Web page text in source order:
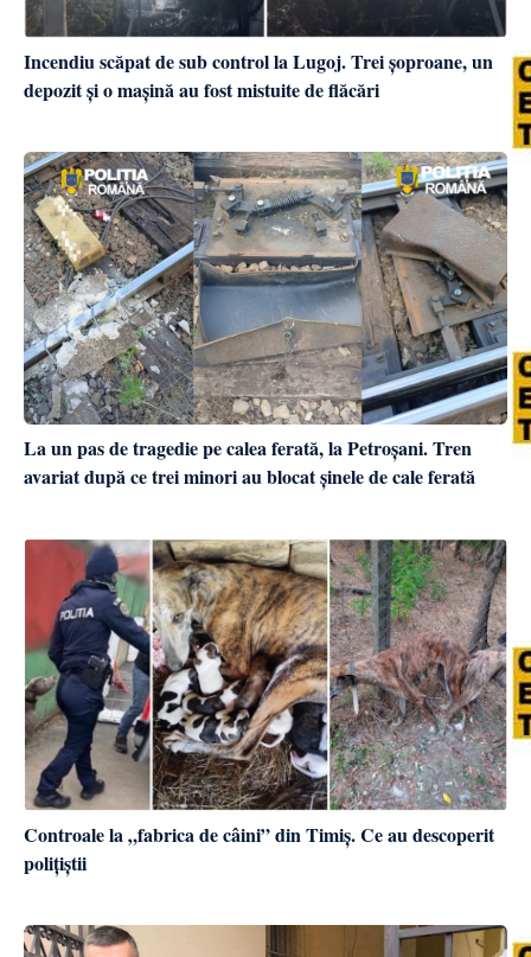
Incendiu scăpat de sub control la Lugoj. Trei șoproane, un
depozit și o mașină au fost mistuite de flăcări
La un pas de tragedie pe calea ferată, la Petroșani. Tren
avariat după ce trei minori au blocat șinele de cale ferată
Controale la „fabrica de câini” din Timiș. Ce au descoperit
polițiștii